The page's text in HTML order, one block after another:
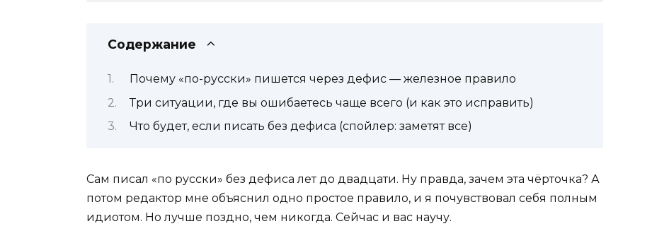
Содержание
Почему «по-русски» пишется через дефис — железное правило
Три ситуации, где вы ошибаетесь чаще всего (и как это исправить)
Что будет, если писать без дефиса (спойлер: заметят все)
Сам писал «по русски» без дефиса лет до двадцати. Ну правда, зачем эта чёрточка? А
потом редактор мне объяснил одно простое правило, и я почувствовал себя полным
идиотом. Но лучше поздно, чем никогда. Сейчас и вас научу.